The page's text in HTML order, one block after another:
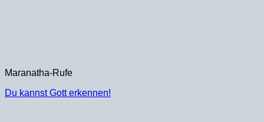
Maranatha-Rufe
Du kannst Gott erkennen!